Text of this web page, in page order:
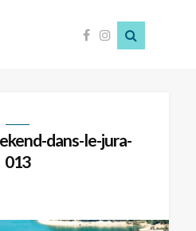
dans-le-jura-
013